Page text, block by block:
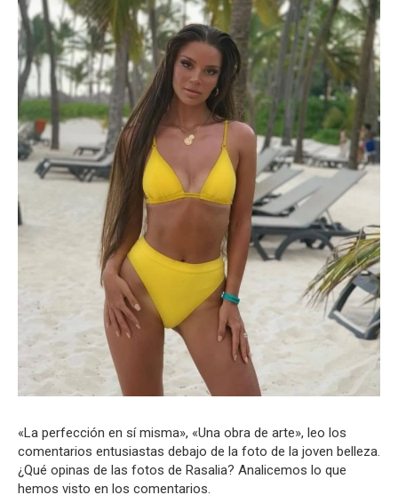
«La perfección en sí misma», «Una obra de arte», leo los
comentarios entusiastas debajo de la foto de la joven belleza.
¿Qué opinas de las fotos de Rasalia? Analicemos lo que
hemos visto en los comentarios.